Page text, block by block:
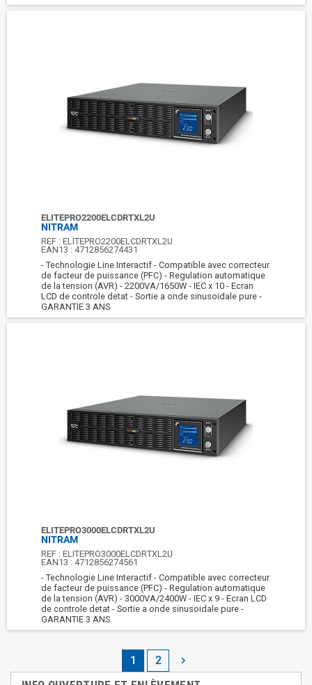
ELITEPRO2200ELCDRTXL2U
NITRAM
REF :ELITEPRO2200ELCDRTXL2U
EAN13 : 4712856274431
- Technologie Line Interactif - Compatible avec correcteur
de facteur de puissance (PFC) - Regulation automatique
de la tension (AVR) - 2200VA/1650W - IEC x 10 - Ecran
LCD de controle detat - Sortie a onde sinusoidale pure -
GARANTIE 3 ANS
ELITEPRO3000ELCDRTXL2U
NITRAM
REF :ELITEPRO3000ELCDRTXL2U
EAN13 : 4712856274561
- Technologie Line Interactif - Compatible avec correcteur
de facteur de puissance (PFC) - Regulation automatique
de la tension (AVR) - 3000VA/2400W - IEC x 9 - Ecran LCD
de controle detat - Sortie a onde sinusoidale pure -
GARANTIE 3 ANS
1 2 